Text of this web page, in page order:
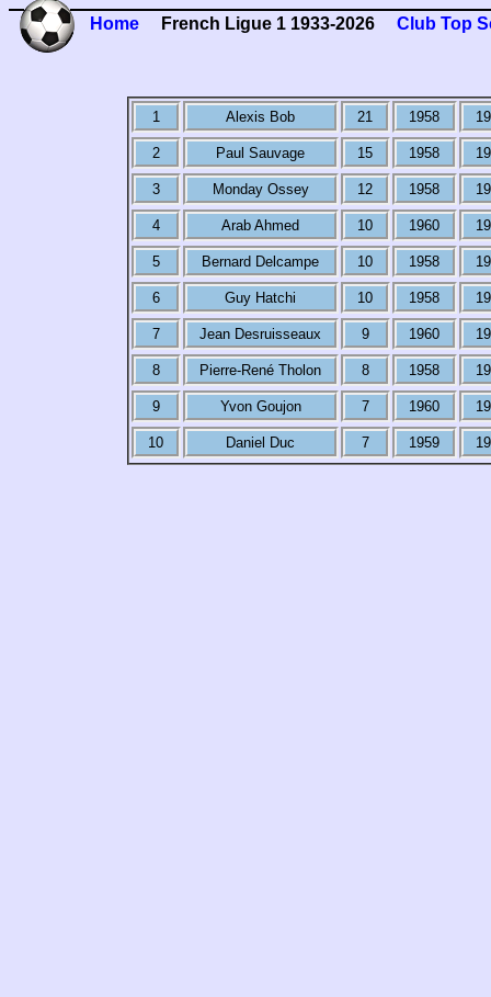
Home French Ligue 1 1933-2026 Club Top
1 Alexis Bob 21 1958
2 Paul Sauvage 15 1958
3 Monday Ossey 12 1958
4 Arab Ahmed 10 1960
5 Bernard Delcampe 10 1958
6 Guy Hatchi 10 1958
7 Jean Desruisseaux 9 1960
8 Pierre-René Tholon 8 1958
9 Yvon Goujon 7 1960
10 Daniel Duc 7 1959